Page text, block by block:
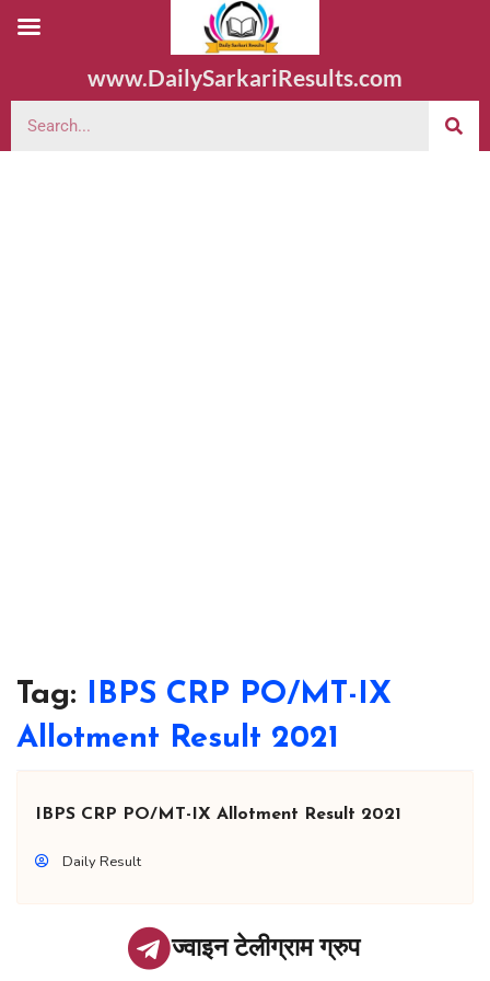
www.DailySarkariResults.com
Tag: IBPS CRP PO/MT-IX
Allotment Result 2021
IBPS CRP PO/MT-IX Allotment Result 2021
Daily Result
ज्वाइन टेलीग्राम ग्रुप